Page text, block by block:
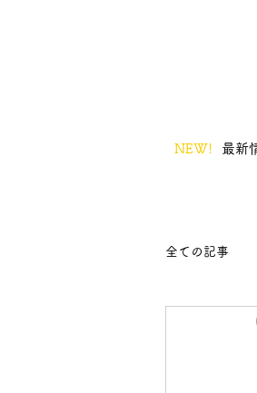
NEW! 最新
全ての記事